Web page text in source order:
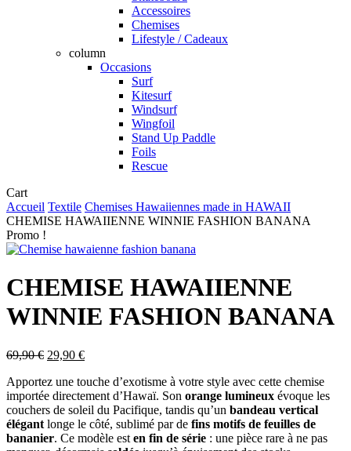
Accessoires
Chemises
Lifestyle / Cadeaux
column
Occasions
Surf
Kitesurf
Windsurf
Wingfoil
Stand Up Paddle
Foils
Rescue
CartClose
Cart
Accueil Textile Chemises Hawaiiennes made in HAWAII
CHEMISE HAWAIIENNE WINNIE FASHION BANANA
Promo !
CHEMISE HAWAIIENNE
WINNIE FASHION BANANA
69,90€ Le
initial
était :
69,90 €.
29,90 €Le
actuel
est :
29,90 €.
Apportez une touche d’exotisme à votre style avec cette chemise
importée directement d’Hawaï. Son orange lumineux évoque les
couchers de soleil du Pacifique, tandis qu’un bandeau vertical
élégant longe le côté, sublimé par de fins motifs de feuilles de
bananier. Ce modèle est en fin de série : une pièce rare à ne pas